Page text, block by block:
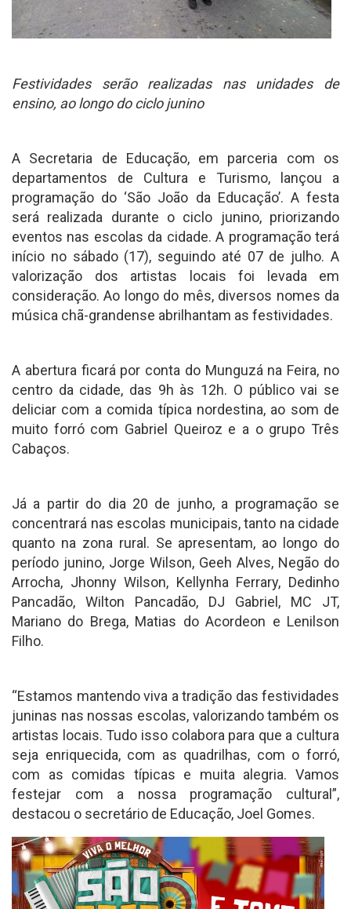
Festividades serão realizadas nas unidades de
ensino, ao longo do ciclo junino
A Secretaria de Educação, em parceria com os
departamentos de Cultura e Turismo, lançou a
programação do ‘São João da Educação’. A festa
será realizada durante o ciclo junino, priorizando
eventos nas escolas da cidade. A programação terá
início no sábado (17), seguindo até 07 de julho. A
valorização dos artistas locais foi levada em
consideração. Ao longo do mês, diversos nomes da
música chã-grandense abrilhantam as festividades.
A abertura ficará por conta do Munguzá na Feira, no
centro da cidade, das 9h às 12h. O público vai se
deliciar com a comida típica nordestina, ao som de
muito forró com Gabriel Queiroz e a o grupo Três
Cabaços.
Já a partir do dia 20 de junho, a programação se
concentrará nas escolas municipais, tanto na cidade
quanto na zona rural. Se apresentam, ao longo do
período junino, Jorge Wilson, Geeh Alves, Negão do
Arrocha, Jhonny Wilson, Kellynha Ferrary, Dedinho
Pancadão, Wilton Pancadão, DJ Gabriel, MC JT,
Mariano do Brega, Matias do Acordeon e Lenilson
Filho.
“Estamos mantendo viva a tradição das festividades
juninas nas nossas escolas, valorizando também os
artistas locais. Tudo isso colabora para que a cultura
seja enriquecida, com as quadrilhas, com o forró,
com as comidas típicas e muita alegria. Vamos
festejar com a nossa programação cultural”,
destacou o secretário de Educação, Joel Gomes.